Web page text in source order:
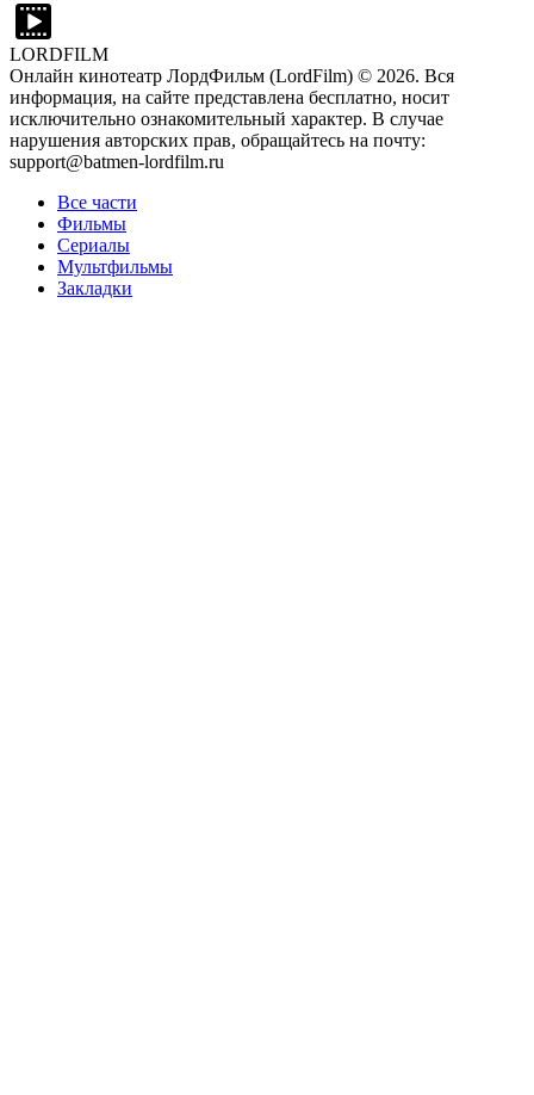
LORDFILM
Онлайн кинотеатр ЛордФильм (LordFilm) © 2026. Вся
информация, на сайте представлена бесплатно, носит
исключительно ознакомительный характер. В случае
нарушения авторских прав, обращайтесь на почту:
support@batmen-lordfilm.ru
Все части
Фильмы
Сериалы
Мультфильмы
Закладки